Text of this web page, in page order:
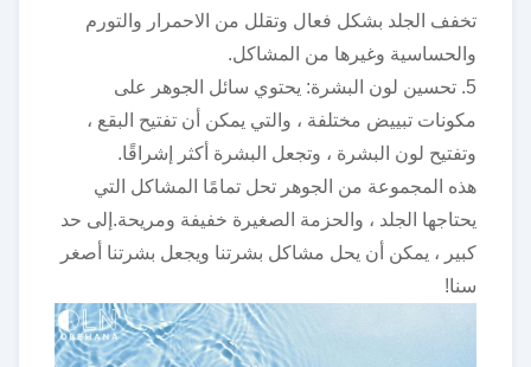
تخفف الجلد بشكل فعال وتقلل من الاحمرار والتورم
والحساسية وغيرها من المشاكل.
5. تحسين لون البشرة: يحتوي سائل الجوهر على
مكونات تبييض مختلفة ، والتي يمكن أن تفتيح البقع ،
وتفتيح لون البشرة ، وتجعل البشرة أكثر إشراقًا.
هذه المجموعة من الجوهر تحل تمامًا المشاكل التي
يحتاجها الجلد ، والحزمة الصغيرة خفيفة ومريحة.إلى حد
كبير ، يمكن أن يحل مشاكل بشرتنا ويجعل بشرتنا أصغر
سنا!